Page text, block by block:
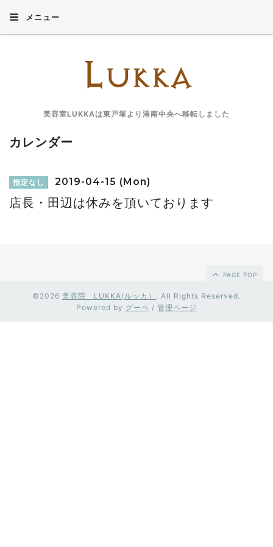
メニュー
美容室LUKKAは東戸塚より港南中央へ移転しました
カレンダー
指定なし 2019-04-15 (Mon)
店長・田辺は休みを頂いております
PAGE TOP
©2026 美容院 LUKKA(ルッカ） . All Rights Reserved.
Powered by グーペ / 管理ページ